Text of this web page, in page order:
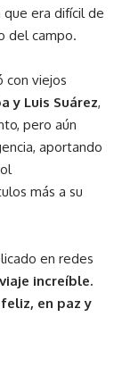
que era difícil de
del campo.
con viejos
y Luis Suárez,
pero aún
aportando
más a su
en redes
increíble.
en paz y